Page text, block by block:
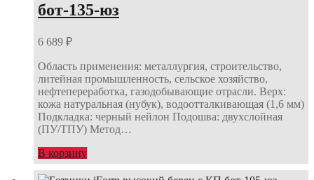
бот-135-юз
6 689 ₽
Область применения: металлургия, строительство,
литейная промышленность, сельское хозяйство,
нефтепереработка, газодобывающие отрасли. Верх:
кожа натуральная (нубук), водоотталкивающая (1,6 мм)
Подкладка: черный нейлон Подошва: двухслойная
(ПУ/ТПУ) Метод…
В корзину